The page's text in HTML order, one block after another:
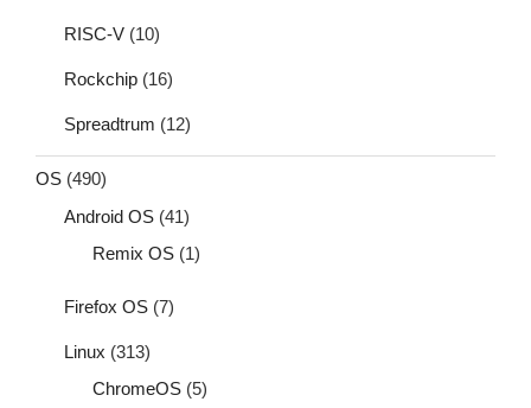
RISC-V (10)
Rockchip (16)
Spreadtrum (12)
OS (490)
Android OS (41)
Remix OS (1)
Firefox OS (7)
Linux (313)
ChromeOS (5)